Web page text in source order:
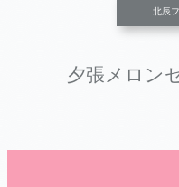
北辰
夕張メロン